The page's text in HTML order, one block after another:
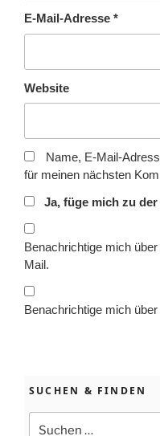
E-Mail-Adresse *
Website
Name, E-Mail-
für meinen nächsten
Ja, füge mich zu
Benachrichtige mich
Mail.
Benachrichtige mich
SUCHEN & FINDEN